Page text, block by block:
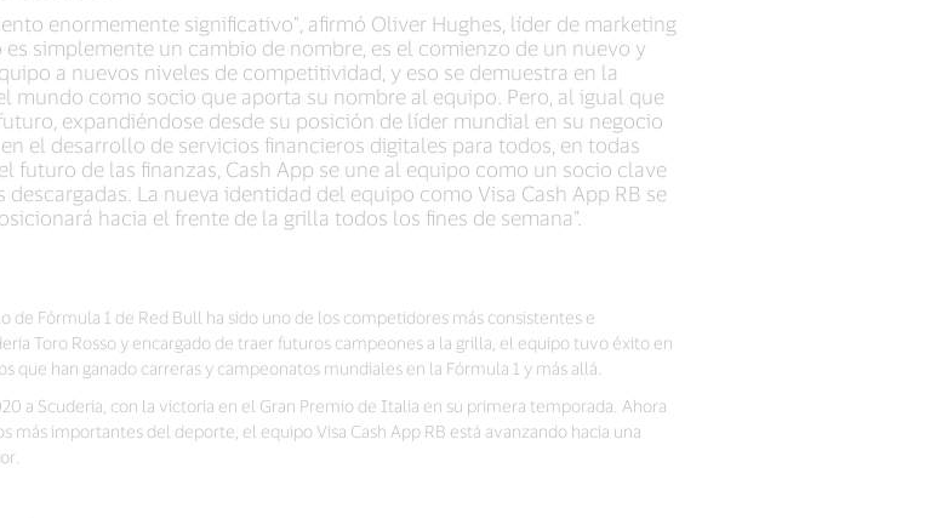
enormemente significativo", afirmó Oliver Hughes, líder de marketing
simplemente un cambio de nombre, es el comienzo de un nuevo y
a nuevos niveles de competitividad, y eso se demuestra en la
mundo como socio que aporta su nombre al equipo. Pero, al igual que
expandiéndose desde su posición de líder mundial en su negocio
el desarrollo de servicios financieros digitales para todos, en todas
futuro de las finanzas, Cash App se une al equipo como un socio clave
La nueva identidad del equipo como Visa Cash App RB se
hacia el frente de la grilla todos los fines de semana”.
de Fórmula 1 de Red Bull ha sido uno de los competidores más consistentes e
Toro Rosso y encargado de traer futuros campeones a la grilla, el equipo tuvo éxito en
han ganado carreras y campeonatos mundiales en la Fórmula 1 y más allá.
a Scuderia, con la victoria en el Gran Premio de Italia en su primera temporada. Ahora
importantes del deporte, el equipo Visa Cash App RB está avanzando hacia una